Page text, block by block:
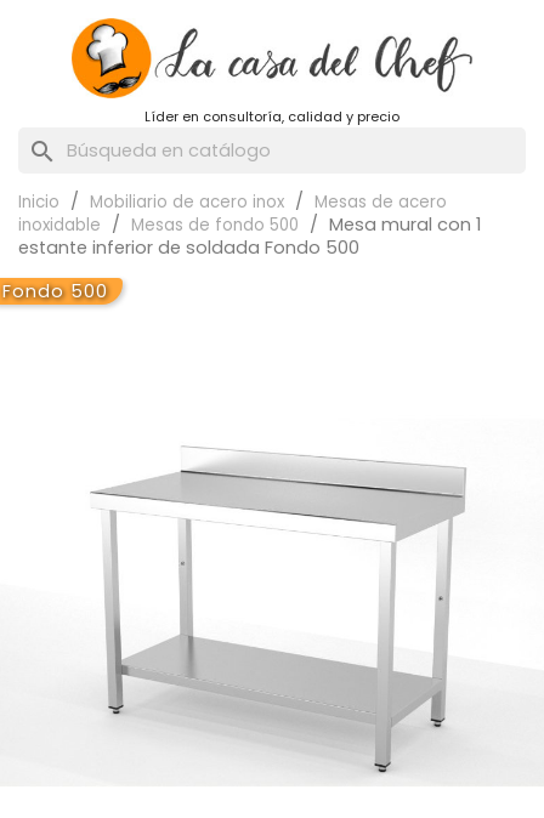
Líder en consultoría, calidad y precio
search
Inicio Mobiliario de acero inox
Mesas de acero
inoxidable
Mesas de fondo 500
Mesa mural con 1
estante inferior de soldada Fondo 500
Fondo 500